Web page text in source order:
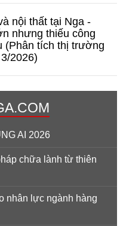
nội thất tại Nga -
nhưng thiếu công
(Phân tích thị trường
2026)
AI 2026
chữa lành từ thiên
nhân lực ngành hàng